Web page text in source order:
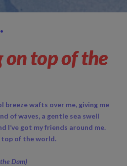
on top of the
breeze wafts over me, giving me
of waves, a gentle sea swell
I’ve got my friends around me.
top of the world.
Dam)